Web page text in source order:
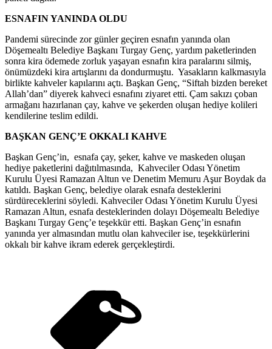
ESNAFIN YANINDA OLDU
Pandemi sürecinde zor günler geçiren esnafın yanında olan
Döşemealtı Belediye Başkanı Turgay Genç, yardım paketlerinden
sonra kira ödemede zorluk yaşayan esnafın kira paralarını silmiş,
önümüzdeki kira artışlarını da dondurmuştu. Yasakların kalkmasıyla
birlikte kahveler kapılarını açtı. Başkan Genç, “Siftah bizden bereket
Allah’dan” diyerek kahveci esnafını ziyaret etti. Çam sakızı çoban
armağanı hazırlanan çay, kahve ve şekerden oluşan hediye kolileri
kendilerine teslim edildi.
BAŞKAN GENÇ’E OKKALI KAHVE
Başkan Genç’in, esnafa çay, şeker, kahve ve maskeden oluşan
hediye paketlerini dağıtılmasında, Kahveciler Odası Yönetim
Kurulu Üyesi Ramazan Altun ve Denetim Memuru Aşur Boydak da
katıldı. Başkan Genç, belediye olarak esnafa desteklerini
sürdüreceklerini söyledi. Kahveciler Odası Yönetim Kurulu Üyesi
Ramazan Altun, esnafa desteklerinden dolayı Döşemealtı Belediye
Başkanı Turgay Genç’e teşekkür etti. Başkan Genç’in esnafın
yanında yer almasından mutlu olan kahveciler ise, teşekkürlerini
okkalı bir kahve ikram ederek gerçekleştirdi.